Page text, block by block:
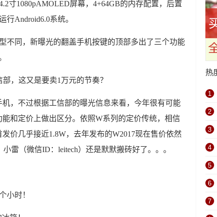
寸1080pAMOLED屏幕，4+64GB的内存配置，后置
行Android6.0系统。
不同，新曝光的翻盖手机按键的顶部多出了三个功能
，不过根据工信部的曝光信息来看，今年很有可能
和定价上做出区分。依照W系列的定价传统，相信
价几乎接近1.8W，去年发布的W2017现在售价依然
雷（微信ID：leitech）还是默默搬砖好了。。。
小时！
热
1
2
3
4
5
6
7